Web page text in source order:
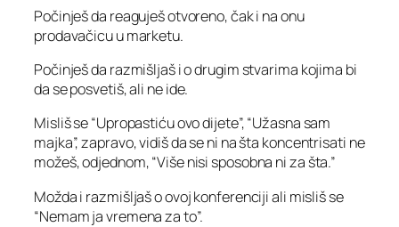
Počinješ da reaguješ otvoreno, čak i na onu
prodavačicu u marketu.
Počinješ da razmišljaš i o drugim stvarima kojima bi
da se posvetiš, ali ne ide.
Misliš se “Upropastiću ovo dijete”, “Užasna sam
majka”, zapravo, vidiš da se ni na šta koncentrisati ne
možeš, odjednom, “Više nisi sposobna ni za šta.”
Možda i razmišljaš o ovoj konferenciji ali misliš se
“Nemam ja vremena za to”.